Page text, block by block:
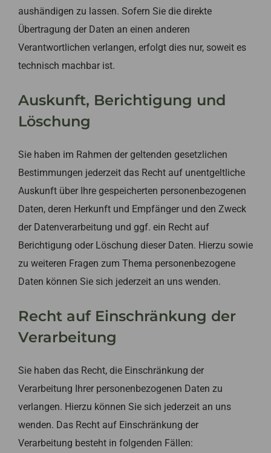
aushändigen zu lassen. Sofern Sie die direkte
Übertragung der Daten an einen anderen
Verantwortlichen verlangen, erfolgt dies nur, soweit es
technisch machbar ist.
Auskunft, Berichtigung und
Löschung
Sie haben im Rahmen der geltenden gesetzlichen
Bestimmungen jederzeit das Recht auf unentgeltliche
Auskunft über Ihre gespeicherten personenbezogenen
Daten, deren Herkunft und Empfänger und den Zweck
der Datenverarbeitung und ggf. ein Recht auf
Berichtigung oder Löschung dieser Daten. Hierzu sowie
zu weiteren Fragen zum Thema personenbezogene
Daten können Sie sich jederzeit an uns wenden.
Recht auf Einschränkung der
Verarbeitung
Sie haben das Recht, die Einschränkung der
Verarbeitung Ihrer personenbezogenen Daten zu
verlangen. Hierzu können Sie sich jederzeit an uns
wenden. Das Recht auf Einschränkung der
Verarbeitung besteht in folgenden Fällen: